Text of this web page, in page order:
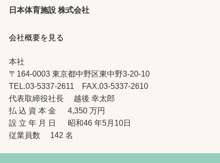
日本体育施設 株式会社
会社概要を見る
本社
〒164-0003 東京都中野区東中野3-20-10
TEL.03-5337-2611 FAX.03-5337-2610
代表取締役社長 越後 幸太郎
払 込 資 本 金 4,350 万円
設 立 年 月 日 昭和46 年5月10日
従業員数 142 名